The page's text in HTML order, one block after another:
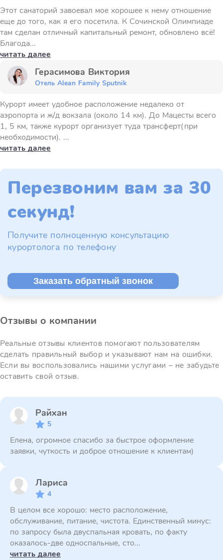
Этот санаторий завоевал мое хорошее к нему отношение
еще до того, как я его посетила. К Сочинской Олимпиаде
там сделан отличный капитальный ремонт, обновлено всё!
Благода...
читать далее
Герасимова Виктория
Отель Alean Family Sputnik
Курорт имеет удобное расположение недалеко от
аэропорта и ж/д вокзала (около 14 км). До Мацесты всего
1, 5 км, также курорт организует туда трансферт(при
необходимости). ...
читать далее
Перезвоним вам за 30
секунд!
Получите полноценную консультацию
курортолога по телефону
Заказать обратный звонок
Отзывы о компании
Реальные отзывы клиентов помогают пользователям
сделать правильный выбор и указывают нам на ошибки.
Если вы воспользовались нашими услугами – не забудьте
оставить свой отзыв.
Райхан
5
Елена, огромное спасибо за быстрое оформление
заявки, чуткость и доброе отношение к клиентам)
Лариса
4
В целом все хорошо: место расположение,
обслуживание, питание, чистота. Единственный минус:
по запросу была двуспальная кровать, по факту
оказалось-две односпальные, сто...
читать далее